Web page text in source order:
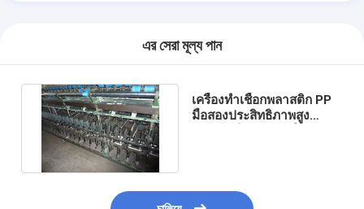
এর সেরা মূল্য পান
เครื่องทำเชือกพลาสติก PP
มือสองประสิทธิภาพสูง